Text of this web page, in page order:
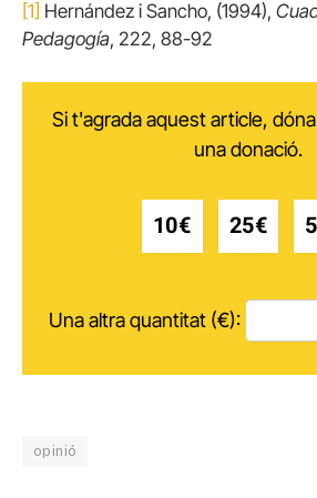
[1] Hernández i Sancho, (1994),
Pedagogía, 222, 88-92
Si t'agrada aquest article,
una donació.
10€ 25€
Una altra quantitat (€):
opinió